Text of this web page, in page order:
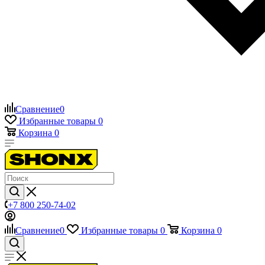
Сравнение0
Избранные товары 0
Корзина 0
+7 800 250-74-02
Сравнение0 Избранные товары 0 Корзина 0